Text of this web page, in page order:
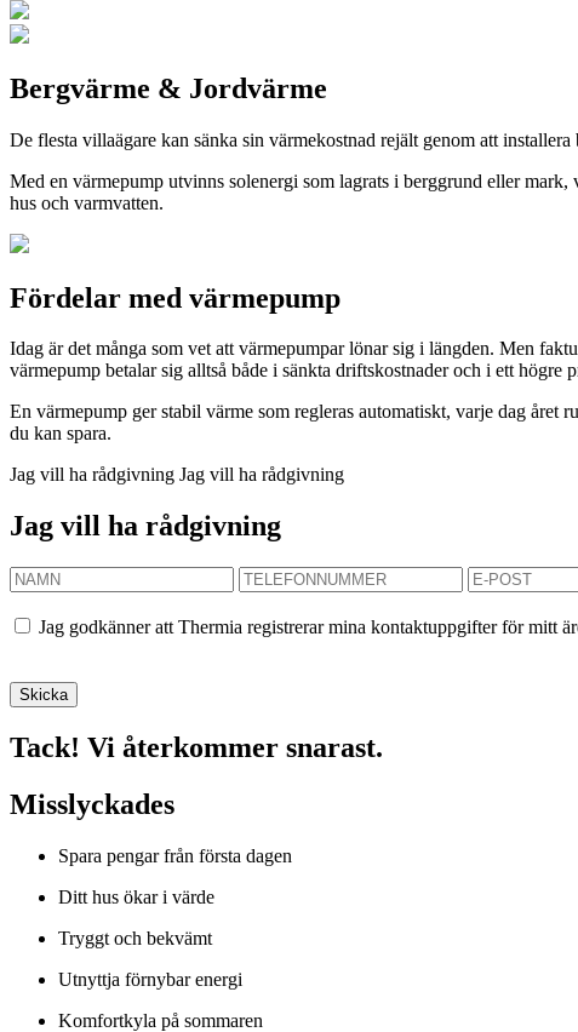
Bergvärme & Jordvärme
De flesta villaägare kan sänka sin värmekostnad rejält genom att
Med en värmepump utvinns solenergi som lagrats i berggrund eller
hus och varmvatten.
Fördelar med värmepump
Idag är det många som vet att värmepumpar lönar sig i längden. Men
värmepump betalar sig alltså både i sänkta driftskostnader och i ett högre
En värmepump ger stabil värme som regleras automatiskt, varje dag
du kan spara.
Jag vill ha rådgivning Jag vill ha rådgivning
Jag vill ha rådgivning
Jag godkänner att Thermia registrerar mina kontaktuppgifter för mitt
Tack! Vi återkommer snarast.
Misslyckades
Spara pengar från första dagen
Ditt hus ökar i värde
Tryggt och bekvämt
Utnyttja förnybar energi
Komfortkyla på sommaren